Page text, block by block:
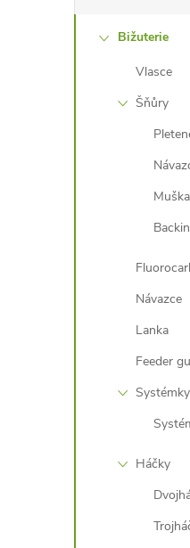
Bižuterie
Vlasce
Šňůry
Návazce
Lanka
Feeder
Systémky
Háčky